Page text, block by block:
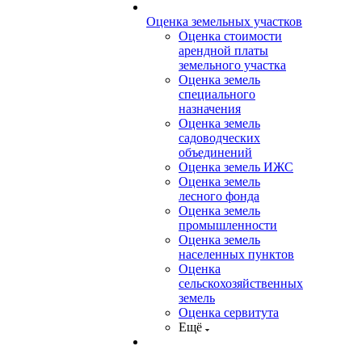
Оценка земельных участков
Оценка стоимости
арендной платы
земельного участка
Оценка земель
специального
назначения
Оценка земель
садоводческих
объединений
Оценка земель ИЖС
Оценка земель
лесного фонда
Оценка земель
промышленности
Оценка земель
населенных пунктов
Оценка
сельскохозяйственных
земель
Оценка сервитута
Ещё